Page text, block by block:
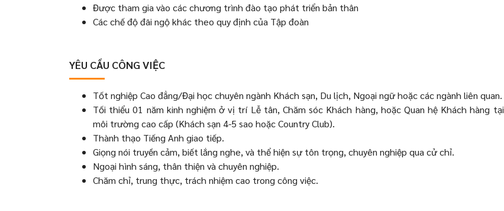
Được tham gia vào các chương trình đào tạo phát triển bản thân
Các chế độ đãi ngộ khác theo quy định của Tập đoàn
YÊU CẦU CÔNG VIỆC
Tốt nghiệp Cao đẳng/Đại học chuyên ngành Khách sạn, Du lịch, Ngoại ngữ hoặc các ngành liên quan.
Tối thiểu 01 năm kinh nghiệm ở vị trí Lễ tân, Chăm sóc Khách hàng, hoặc Quan hệ Khách hàng tại
môi trường cao cấp (Khách sạn 4-5 sao hoặc Country Club).
Thành thạo Tiếng Anh giao tiếp.
Giọng nói truyền cảm, biết lắng nghe, và thể hiện sự tôn trọng, chuyên nghiệp qua cử chỉ.
Ngoại hình sáng, thân thiện và chuyên nghiệp.
Chăm chỉ, trung thực, trách nhiệm cao trong công việc.